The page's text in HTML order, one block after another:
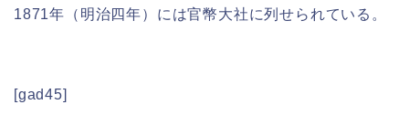
1871年（明治四年）には官幣大社に列せられている。
[gad45]